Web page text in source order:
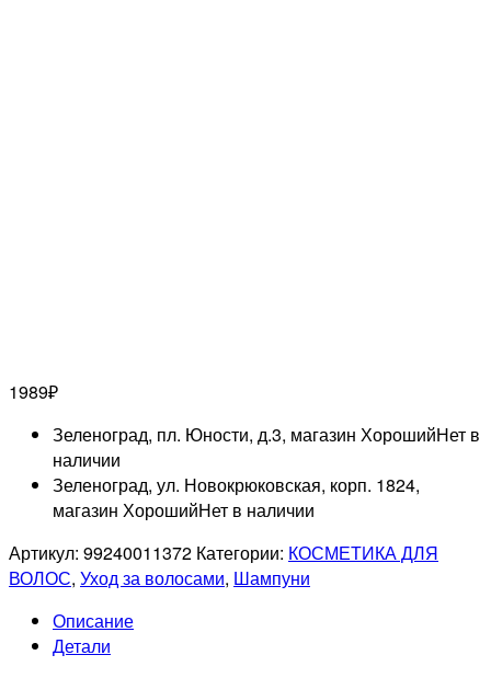
1989₽
Зеленоград, пл. Юности, д.3, магазин ХорошийНет в
наличии
Зеленоград, ул. Новокрюковская, корп. 1824,
магазин ХорошийНет в наличии
Артикул: 99240011372 Категории: КОСМЕТИКА ДЛЯ
ВОЛОС, Уход за волосами, Шампуни
Описание
Детали